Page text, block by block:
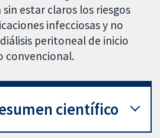
estar claros los riesgos
infecciosas y no
peritoneal de inicio
convencional.
científico